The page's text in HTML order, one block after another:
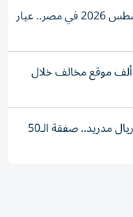
أسعار الذهب اليوم الجمعة 7 أغسطس 2026 في مصر.. عيار
«الاقتصاد والسياحة» تحجب 14 ألف موقع مخالف خلال
رودري يختار برشلونة ويغلق باب ريال مدريد.. صفقة الـ50